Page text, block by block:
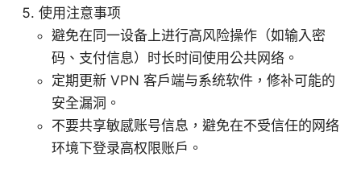
使用注意事项
避免在同一设备上进行高风险操作（如输入密
码、支付信息）时长时间使用公共网络。
定期更新 VPN 客户端与系统软件，修补可能的
安全漏洞。
不要共享敏感账号信息，避免在不受信任的网络
环境下登录高权限账户。